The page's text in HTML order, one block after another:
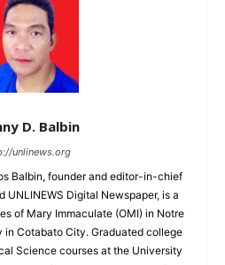
D. Balbin
unlinews.org
Balbin, founder and editor-in-chief
UNLINEWS Digital Newspaper, is a
of Mary Immaculate (OMI) in Notre
in Cotabato City. Graduated college
Science courses at the University